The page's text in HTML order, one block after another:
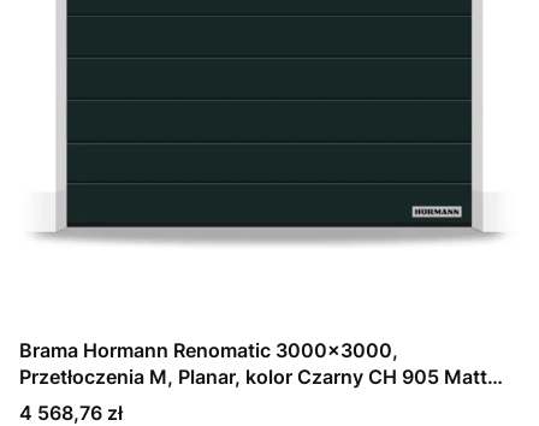
Brama Hormann Renomatic 3000x3000,
Przetłoczenia M, Planar, kolor Czarny CH 905 Matt
deluxe + Prowadzenie N
Cena
4 568,76 zł